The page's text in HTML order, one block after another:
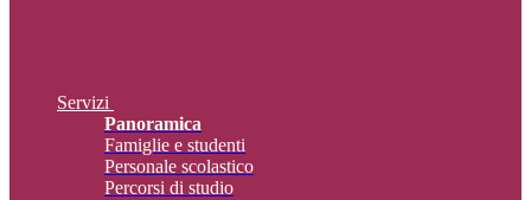
Servizi
Panoramica
Famiglie e studenti
Personale scolastico
Percorsi di studio